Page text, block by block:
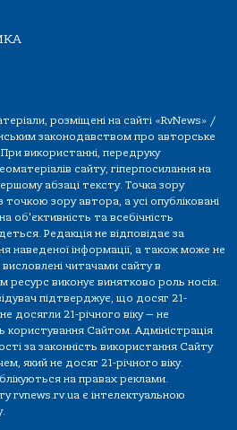
розміщені на сайті «RvNews» /
законодавством про авторське
використанні, передруку
сайту, гіперпосилання на
абзаці тексту. Точка зору
точкою зору автора, а усі опубліковані
об'єктивність та всебічність
Редакція не відповідає за
наведеної інформації, а також може не
читачами сайту в
ресурс виконує винятково роль носія.
підтверджує, що досяг 21-
досягли 21-річного віку — не
користування Сайтом. Адміністрація
за законність використання Сайту
який не досяг 21-річного віку.
на правах реклами.
rvnews.rv.ua є інтелектуальною